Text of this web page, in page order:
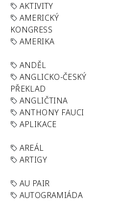
AKTIVITY
AMERICKÝ
KONGRESS
AMERIKA
ANDĚL
ANGLICKO-ČESKÝ
PŘEKLAD
ANGLIČTINA
ANTHONY FAUCI
APLIKACE
AREÁL
ARTIGY
AU PAIR
AUTOGRAMIÁDA